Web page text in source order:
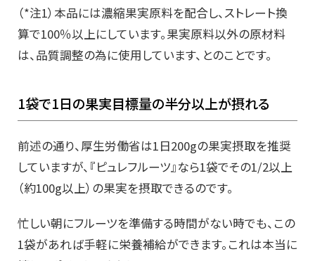
（*注1）本品には濃縮果実原料を配合し、ストレート換
算で100％以上にしています。果実原料以外の原材料
は、品質調整の為に使用しています、とのことです。
1袋で1日の果実目標量の半分以上が摂れる
前述の通り、厚生労働省は1日200gの果実摂取を推奨
していますが、『ピュレフルーツ』なら1袋でその1/2以上
（約100g以上）の果実を摂取できるのです。
忙しい朝にフルーツを準備する時間がない時でも、この
1袋があれば手軽に栄養補給ができます。これは本当に